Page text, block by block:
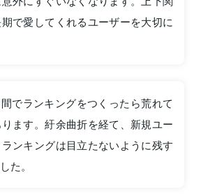
で愛してくれるユーザーを大切に
でランキングをつくったら荒れて
ます。紆余曲折を経て、新規ユー
ンキングは目立たないように残す
た。